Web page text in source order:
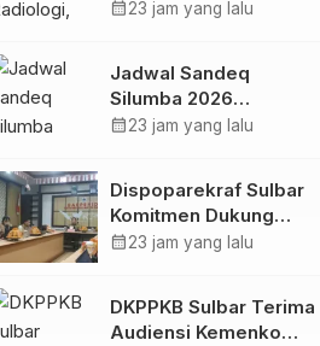
Sambut Kembali dr. Iis
calendar_month23 jam yang lalu
Jadwal Sandeq
Silumba 2026
Disesuaikan,
Tetap Dimatangkan
calendar_month23 jam yang lalu
Dispoparekraf Sulbar
Komitmen Dukung
Penyusunan RAD
calendar_month23 jam yang lalu
DKPPKB Sulbar Terima
Audiensi Kemenko